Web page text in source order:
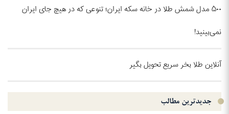
۵۰۰ مدل شمش طلا در خانه سکه ایران؛ تنوعی که در هیچ جای ایران
نمی‌بینید!
آنلاین طلا بخر سریع تحویل بگیر
جدیدترین مطالب